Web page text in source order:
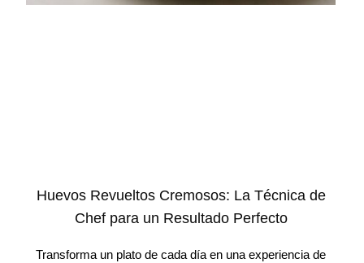
Huevos Revueltos Cremosos: La Técnica de
Chef para un Resultado Perfecto
Transforma un plato de cada día en una experiencia de